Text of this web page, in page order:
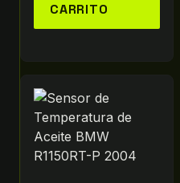
CARRITO